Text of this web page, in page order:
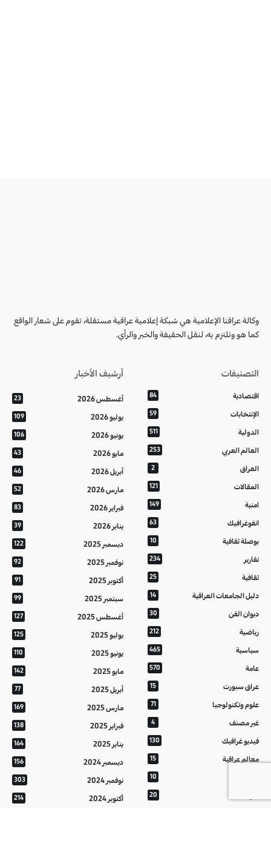
وكالة عراقنا الإعلامية هي شبكة إعلامية عراقية مستقلة، تقوم على شعار الواقع
كما هو وتلتزم به، لنقل الحقيقة والخبر والرأي.
التصنيفات
اقتصادية 84
الإنتخابات 59
الدولية 511
العالم العربي 253
العراق 2
المقالات 121
امنية 149
انفوغرافيك 63
بوصلة ثقافية 10
تقارير 234
ثقافية 25
دليل الجامعات العراقية 14
ديوان الفن 30
رياضية 212
سياسية 465
عامة 570
عراق سبورت 15
علوم وتكنولوجيا 71
غير مصنف 4
فيديو غرافيك 130
معالم عراقية 15
10
20
أرشيف الأخبار
أغسطس 2026 23
يوليو 2026 109
يونيو 2026 106
مايو 2026 43
أبريل 2026 46
مارس 2026 52
فبراير 2026 83
يناير 2026 39
ديسمبر 2025 122
نوفمبر 2025 92
أكتوبر 2025 91
سبتمبر 2025 99
أغسطس 2025 127
يوليو 2025 125
يونيو 2025 110
مايو 2025 142
أبريل 2025 77
مارس 2025 169
فبراير 2025 138
يناير 2025 164
ديسمبر 2024 156
نوفمبر 2024 303
أكتوبر 2024 214